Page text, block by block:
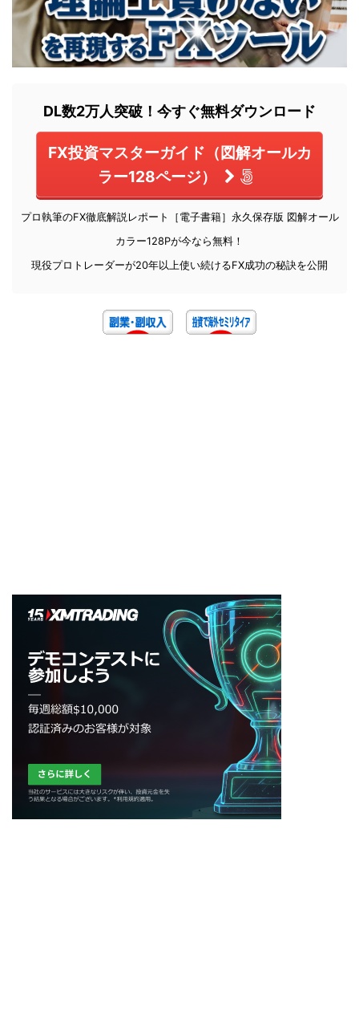
DL数2万人突破！今すぐ無料ダウンロード
FX投資マスターガイド（図解オールカ
ラー128ページ）
プロ執筆のFX徹底解説レポート［電子書籍］永久保存版 図解オール
カラー128Pが今なら無料！
現役プロトレーダーが20年以上使い続けるFX成功の秘訣を公開